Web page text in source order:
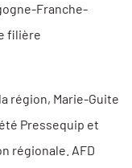
Franche-
filière
région, Marie-Guite
Pressequip et
régionale. AFD